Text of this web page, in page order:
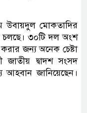
উবায়দুল মোকতাদির
চলছে। ৩০টি দল অংশ
জন্য অনেক চেষ্টা
দ্বাদশ সংসদ
আহবান জানিয়েছেন।